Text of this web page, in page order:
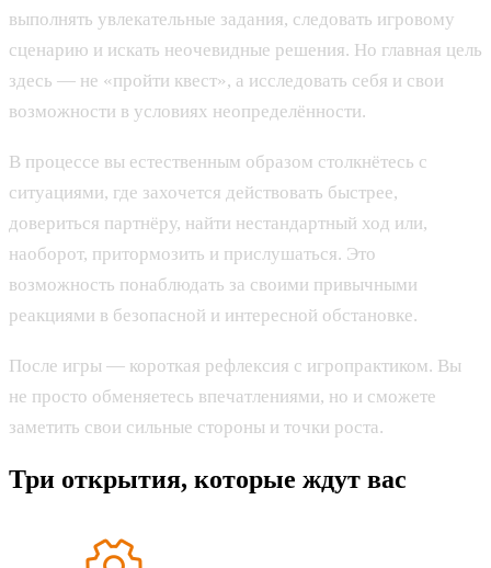
выполнять увлекательные задания, следовать игровому
сценарию и искать неочевидные решения. Но главная цель
здесь — не «пройти квест», а исследовать себя и свои
возможности в условиях неопределённости.
В процессе вы естественным образом столкнётесь с
ситуациями, где захочется действовать быстрее,
довериться партнёру, найти нестандартный ход или,
наоборот, притормозить и прислушаться. Это
возможность понаблюдать за своими привычными
реакциями в безопасной и интересной обстановке.
После игры — короткая рефлексия с игропрактиком. Вы
не просто обменяетесь впечатлениями, но и сможете
заметить свои сильные стороны и точки роста.
Три открытия, которые ждут вас